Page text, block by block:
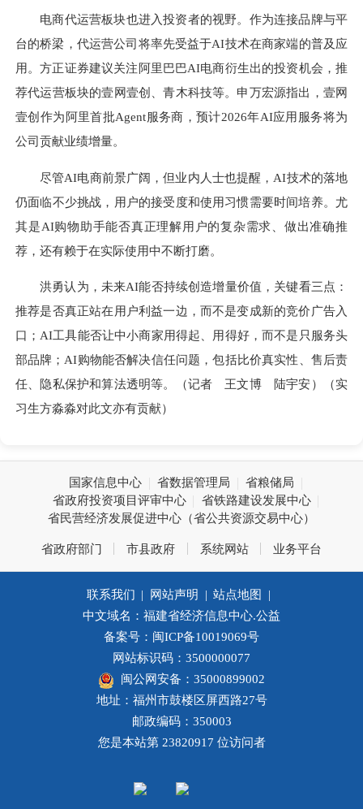
电商代运营板块也进入投资者的视野。作为连接品牌与平
台的桥梁，代运营公司将率先受益于AI技术在商家端的普及应
用。方正证券建议关注阿里巴巴AI电商衍生出的投资机会，推
荐代运营板块的壹网壹创、青木科技等。申万宏源指出，壹网
壹创作为阿里首批Agent服务商，预计2026年AI应用服务将为
公司贡献业绩增量。
尽管AI电商前景广阔，但业内人士也提醒，AI技术的落地
仍面临不少挑战，用户的接受度和使用习惯需要时间培养。尤
其是AI购物助手能否真正理解用户的复杂需求、做出准确推
荐，还有赖于在实际使用中不断打磨。
洪勇认为，未来AI能否持续创造增量价值，关键看三点：
推荐是否真正站在用户利益一边，而不是变成新的竞价广告入
口；AI工具能否让中小商家用得起、用得好，而不是只服务头
部品牌；AI购物能否解决信任问题，包括比价真实性、售后责
任、隐私保护和算法透明等。（记者 王文博 陆宇安）（实
习生方淼淼对此文亦有贡献）
国家信息中心 省数据管理局
省粮储局
省政府投资项目评审中心
省铁路建设发展中心
省民营经济发展促进中心（省公共资源交易中心）
省政府部门 市县政府 系统网站 业务平台
联系我们 | 网站声明 | 站点地图 |
中文域名：福建省经济信息中心.公益
备案号：闽ICP备10019069号
网站标识码：3500000077
闽公网安备：35000899002
地址：福州市鼓楼区屏西路27号
邮政编码：350003
您是本站第 23820917 位访问者